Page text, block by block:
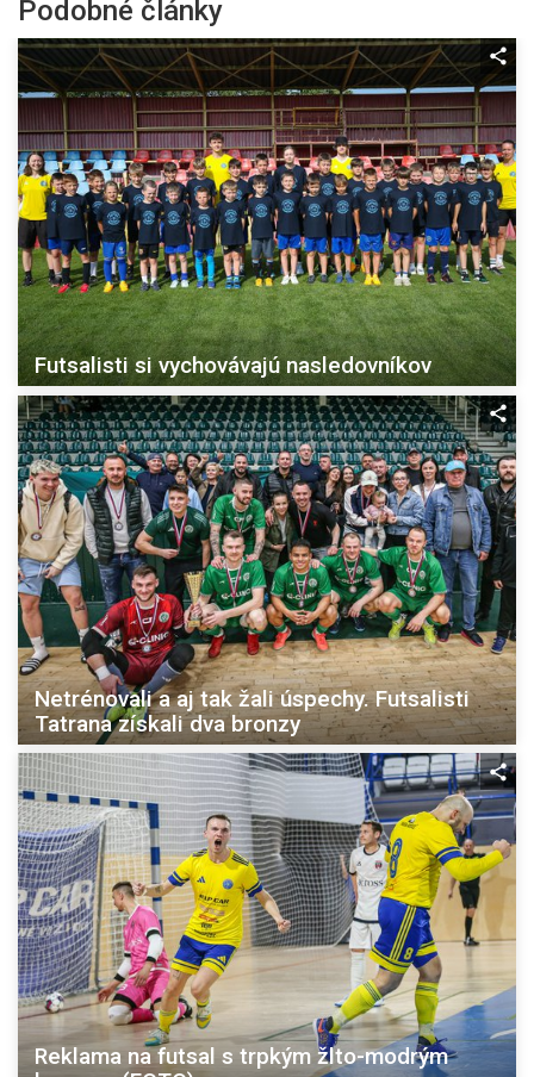
Podobné články
Futsalisti si vychovávajú nasledovníkov
Netrénovali a aj tak žali úspechy. Futsalisti
Tatrana získali dva bronzy
Reklama na futsal s trpkým žlto-modrým